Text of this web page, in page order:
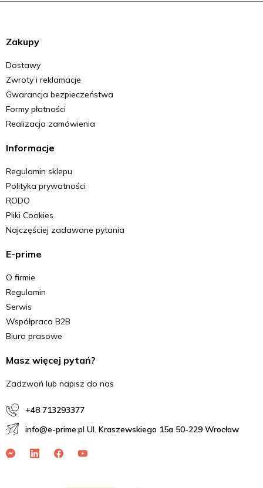
Zakupy
Dostawy
Zwroty i reklamacje
Gwarancja bezpieczeństwa
Formy płatności
Realizacja zamówienia
Informacje
Regulamin sklepu
Polityka prywatności
RODO
Pliki Cookies
Najczęściej zadawane pytania
E-prime
O firmie
Regulamin
Serwis
Współpraca B2B
Biuro prasowe
Masz więcej pytań?
Zadzwoń lub napisz do nas
+48 713293377
info@e-prime.pl Ul. Kraszewskiego 15a 50-229 Wrocław